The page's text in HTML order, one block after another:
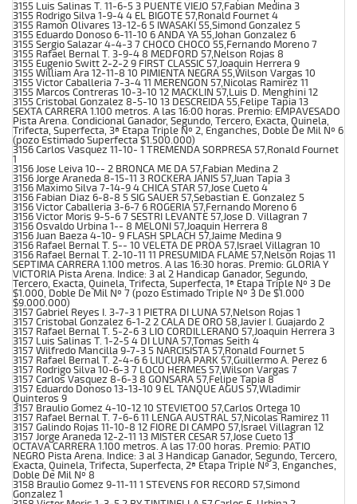
3155 Luis Salinas T. 11-6-5 3 PUENTE VIEJO 57,Fabian Medina 3
3155 Rodrigo Silva 1-9-4 4 EL BIGOTE 57,Ronald Fournet 4
3155 Ramon Olivares 13-12-6 5 IWASAKI 55,Simond Gonzalez 5
3155 Eduardo Donoso 6-11-10 6 ANDA YA 55,Johan Gonzalez 6
3155 Sergio Salazar 4-4-3 7 CHOCO CHOCO 55,Fernando Moreno 7
3155 Rafael Bernal T. 3-9-4 8 MEDFORD 57,Nelson Rojas 8
3155 Eugenio Switt 2-2-2 9 FIRST CLASSIC 57,Joaquin Herrera 9
3155 William Ara 12-11-8 10 PIMIENTA NEGRA 55,Wilson Vargas 10
3155 Victor Caballeria 7-3-4 11 MERENGON 57,Nicolas Ramirez 11
3155 Marcos Contreras 10-3-10 12 MACKLIN 57,Luis D. Menghini 12
3155 Cristobal Gonzalez 8-5-10 13 DESCREIDA 55,Felipe Tapia 13
SEXTA CARRERA 1.100 metros. A las 16:00 horas. Premio: EMPAVESADO
Pista Arena. Condicional Ganador, Segundo, Tercero, Exacta, Quinela,
Trifecta, Superfecta, 3ª Etapa Triple Nº 2, Enganches, Doble De Mil Nº 6
(pozo Estimado Superfecta $1.500.000)
3156 Carlos Vasquez 11-10- 1 TREMENDA SORPRESA 57,Ronald Fournet
1
3156 Jose Leiva 10-- 2 BRONCA ME DA 57,Fabian Medina 2
3156 Jorge Araneda 8-15-11 3 ROCKERA JANIS 57,Juan Tapia 3
3156 Maximo Silva 7-14-9 4 CHICA STAR 57,Jose Cueto 4
3156 Fabian Diaz 6-8-8 5 SIG SAUER 57,Sebastian E. Gonzalez 5
3156 Victor Caballeria 3-6-7 6 ROGERIA 57,Fernando Moreno 6
3156 Victor Moris 9-5-6 7 SESTRI LEVANTE 57,Jose D. Villagran 7
3156 Osvaldo Urbina 1-- 8 MELONI 57,Joaquin Herrera 8
3156 Juan Baeza 4-10- 9 FLASH SPLACH 57,Jaime Medina 9
3156 Rafael Bernal T. 5-- 10 VELETA DE PROA 57,Israel Villagran 10
3156 Rafael Bernal T. 2-10-11 11 PRESUMIDA FLAME 57,Nelson Rojas 11
SEPTIMA CARRERA 1.100 metros. A las 16:30 horas. Premio: GLORIA Y
VICTORIA Pista Arena. Indice: 3 al 2 Handicap Ganador, Segundo,
Tercero, Exacta, Quinela, Trifecta, Superfecta, 1ª Etapa Triple Nº 3 De
$1.000, Doble De Mil Nº 7 (pozo Estimado Triple Nº 3 De $1.000
$9.000.000)
3157 Gabriel Reyes I. 3-7-3 1 PIETRA DI LUNA 57,Nelson Rojas 1
3157 Cristobal Gonzalez 6-1-2 2 CALA DE ORO 58,Javier I. Guajardo 2
3157 Rafael Bernal T. 5-2-6 3 LIO CORDILLERANO 57,Joaquin Herrera 3
3157 Luis Salinas T. 1-2-5 4 DI LUNA 57,Tomas Seith 4
3157 Wilfredo Mancilla 9-7-3 5 NARCISISTA 57,Ronald Fournet 5
3157 Rafael Bernal T. 2-4-6 6 LIUCURA PARK 57,Guillermo A. Perez 6
3157 Rodrigo Silva 10-6-3 7 LOCO HERMES 57,Wilson Vargas 7
3157 Carlos Vasquez 8-6-3 8 GONSARA 57,Felipe Tapia 8
3157 Eduardo Donoso 13-13-10 9 EL TANQUE AGUS 57,Wladimir
Quinteros 9
3157 Braulio Gomez 4-10-12 10 STEVIETOO 57,Carlos Ortega 10
3157 Rafael Bernal T. 7-6-6 11 LENGA AUSTRAL 57,Nicolas Ramirez 11
3157 Galindo Rojas 11-10-8 12 FIORE DI CAMPO 57,Israel Villagran 12
3157 Jorge Araneda 12-2-11 13 MISTER CESAR 57,Jose Cueto 13
OCTAVA CARRERA 1.100 metros. A las 17:00 horas. Premio: PATIO
NEGRO Pista Arena. Indice: 3 al 3 Handicap Ganador, Segundo, Tercero,
Exacta, Quinela, Trifecta, Superfecta, 2ª Etapa Triple Nº 3, Enganches,
Doble De Mil Nº 8
3158 Braulio Gomez 9-11-11 1 STEVENS FOR RECORD 57,Simond
Gonzalez 1